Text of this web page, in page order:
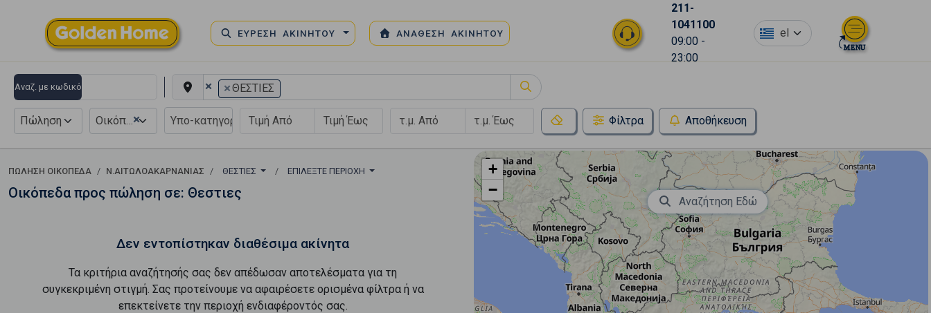
ΕΥΡΕΣΗ ΑΚΙΝΗΤΟΥ ΑΝΑΘΕΣΗ ΑΚΙΝΗΤΟΥ
211-
1041100
09:00 -
23:00
el
Αναζ. με κωδικό × ×ΘΕΣΤΙΕΣ
Πώληση ×
Οικόπεδο Φίλτρα Αποθήκευση
ΠΏΛΗΣΗ ΟΙΚΌΠΕΔΑ Ν.ΑΙΤΩΛΟΑΚΑΡΝΑΝΙΑΣ ΘΕΣΤΙΕΣ ΕΠΙΛΈΞΤΕ ΠΕΡΙΟΧΉ
Οικόπεδα προς πώληση σε: Θεστιες
Δεν εντοπίστηκαν διαθέσιμα ακίνητα
Τα κριτήρια αναζήτησής σας δεν απέδωσαν αποτελέσματα για τη
συγκεκριμένη στιγμή. Σας προτείνουμε να αφαιρέσετε ορισμένα φίλτρα ή να
επεκτείνετε την περιοχή ενδιαφέροντός σας.
+
−
Αναζήτηση Εδώ